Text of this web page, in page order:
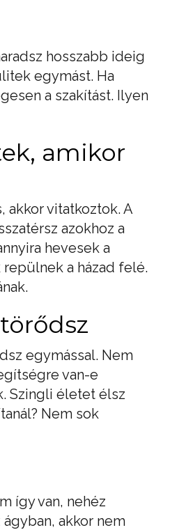
hosszabb ideig
egymást. Ha
a szakítást. Ilyen
amikor
akkor vitatkoztok. A
azokhoz a
hevesek a
a házad felé.
egymással. Nem
van-e
Szingli életet élsz
Nem sok
így van, nehéz
akkor nem